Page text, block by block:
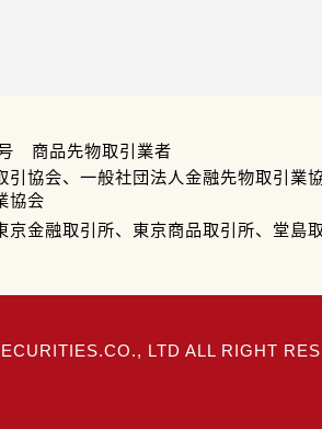
商品先物取引業者
引協会、一般社団法人金融先物取引業
協会
京金融取引所、東京商品取引所、堂島
LTD ALL RIGHT